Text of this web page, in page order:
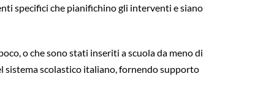
specifici che pianifichino gli interventi e siano
o che sono stati inseriti a scuola da meno di
sistema scolastico italiano, fornendo supporto